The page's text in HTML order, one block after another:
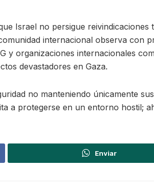
Israel no persigue
internacional observa con
y organizaciones internacionales
devastadores en Gaza.
no manteniendo únicamente
a protegerse en un entorno hostil;
Enviar